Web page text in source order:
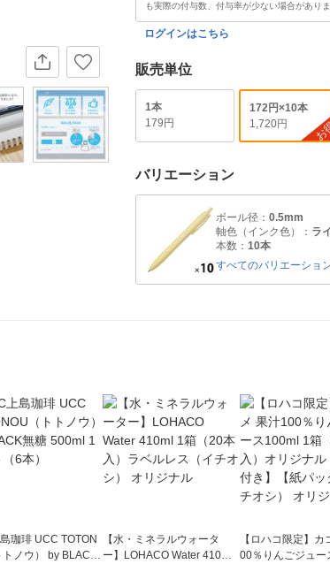
も実際の付与数、付与率が少ない場合があり
ログインはこちら
販売単位
1本
179円
172円×10本
1,720円
お
バリエーション
ボール径： 0.5mm
軸色（インク色）： ラ
本数： 10本
すべてのバリエーショ
珈琲 UCC TOTON
ノウ） by BLACK
【水・ミネラルウォータ
ー】LOHACO Water 410ml
【ロハコ限定】カ
00％りんごジュー